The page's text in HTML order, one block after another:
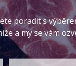
poradit s
a my se vám